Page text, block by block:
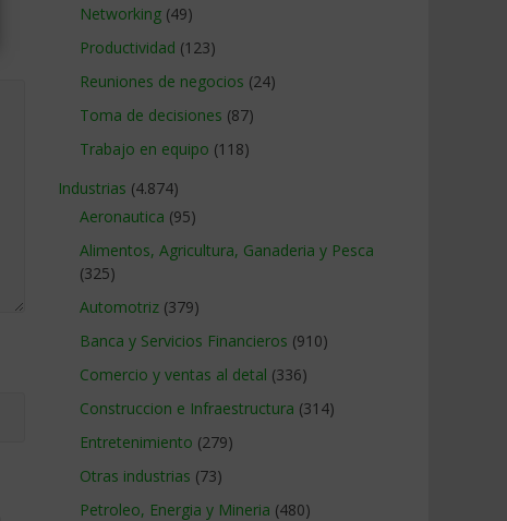
Networking (49)
Productividad (123)
Reuniones de negocios (24)
Toma de decisiones (87)
Trabajo en equipo (118)
Industrias (4.874)
Aeronautica (95)
Alimentos, Agricultura, Ganaderia y Pesca
(325)
Automotriz (379)
Banca y Servicios Financieros (910)
Comercio y ventas al detal (336)
Construccion e Infraestructura (314)
Entretenimiento (279)
Otras industrias (73)
Petroleo, Energia y Mineria (480)